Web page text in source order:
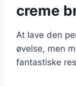
creme
At lave den
øvelse, men
fantastiske